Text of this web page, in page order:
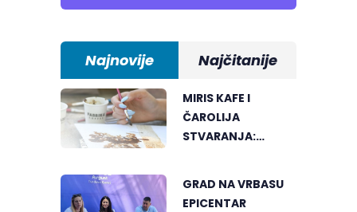
Najnovije Najčitanije
MIRIS KAFE I
ČAROLIJA
STVARANJA:
GRAD NA VRBASU
EPICENTAR